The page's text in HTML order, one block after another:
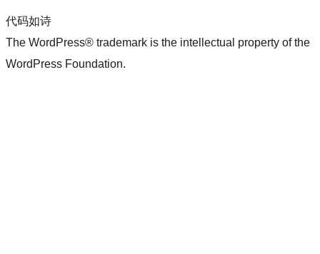
代码如诗
The WordPress® trademark is the intellectual property of the
WordPress Foundation.